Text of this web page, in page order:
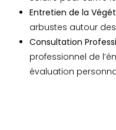
Entretien de la
arbustes autour
Consultation
professionnel de
évaluation